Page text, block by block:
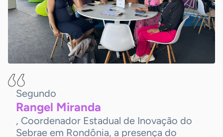
Segundo
Rangel Miranda
, Coordenador Estadual de Inovação do
Sebrae em Rondônia, a presença do